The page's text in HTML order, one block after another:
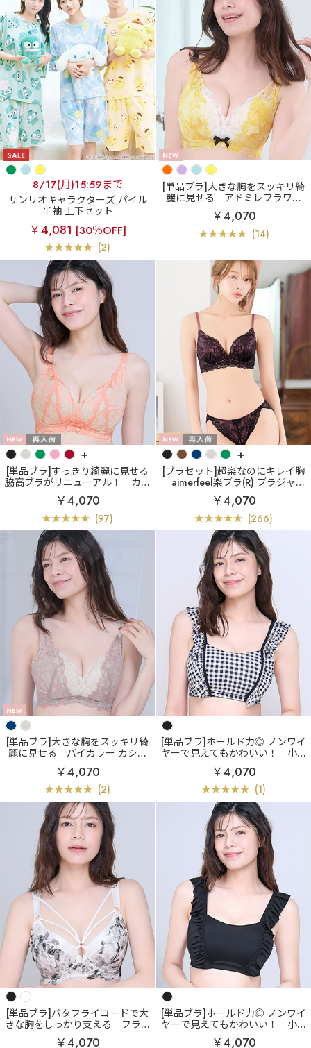
8/17(月)15:59まで
サンリオキャラクターズ パイル
半袖 上下セット
￥4,081 [30％OFF]
(2)
[単品ブラ]大きな胸をスッキリ綺
麗に見せる
アドミレフラワー
カシュクールレース脇高ブラ(R)
単品ブラジャー (FGHカップ)
￥4,070
(14)
+
[単品ブラ]すっきり綺麗に見せる
脇高ブラがリニューアル！
カシ
ュクールレース脇高ブラ(R) 単品
ブラジャー (FGHカップ)
￥4,070
(97)
+
[ブラセット]超楽なのにキレイ胸
aimerfeel楽ブラ(R) ブラジャー
&ショーツ
￥4,070
(266)
[単品ブラ]大きな胸をスッキリ綺
麗に見せる
バイカラー カシュ
クールレース脇高ブラ(R) 単品ブ
ラジャー (FGHカップ)
￥4,070
(2)
[単品ブラ]ホールド力◎ ノンワイ
ヤーで見えてもかわいい！
小さ
く見せる ギンガムチェック フリ
ル ノンワイヤー 単品ブラジャー
(グラマーサイズ)
￥4,070
(1)
[単品ブラ]バタフライコードで大
きな胸をしっかり支える
フラワ
ー バタフライコード 単品ブラジ
￥4,070
[単品ブラ]ホールド力◎ ノンワイ
ヤーで見えてもかわいい！
小さ
く見せる フリル ノンワイヤー 単
￥4,070